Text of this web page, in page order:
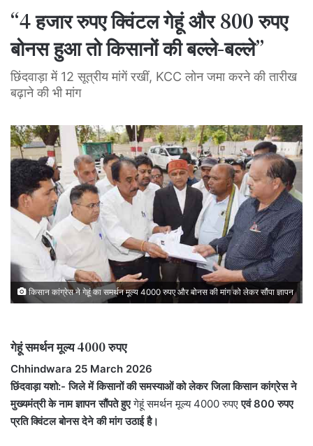
“4 हजार रुपए क्विंटल गेहूं और 800 रुपए
बोनस हुआ तो किसानों की बल्ले-बल्ले”
छिंदवाड़ा में 12 सूत्रीय मांगें रखीं, KCC लोन जमा करने की तारीख
बढ़ाने की भी मांग
किसान कांग्रेस ने गेहूं का समर्थन मूल्य 4000 रुपए और बोनस की मांग को लेकर सौंपा ज्ञापन
गेहूं समर्थन मूल्य 4000 रुपए
Chhindwara 25 March 2026
छिंदवाड़ा यशो:- जिले में किसानों की समस्याओं को लेकर जिला किसान कांग्रेस ने
मुख्यमंत्री के नाम ज्ञापन सौंपते हुएगेहूं समर्थन मूल्य 4000 रुपएएवं 800 रुपए
प्रति क्विंटल बोनस देने की मांग उठाई है।